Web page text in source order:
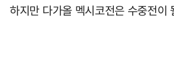
하지만 다가올 멕시코전은 수중전이